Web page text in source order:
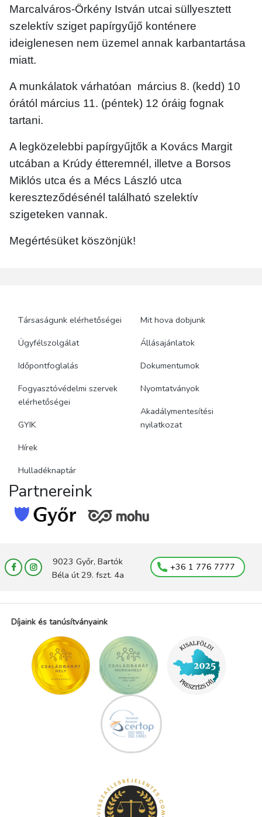
Marcalváros-Örkény István utcai süllyesztett
szelektív sziget papírgyűjő konténere
ideiglenesen nem üzemel annak karbantartása
miatt.
A munkálatok várhatóan március 8. (kedd) 10
órától március 11. (péntek) 12 óráig fognak
tartani.
A legközelebbi papírgyűjtők a Kovács Margit
utcában a Krúdy étteremnél, illetve a Borsos
Miklós utca és a Mécs László utca
kereszteződésénél található szelektív
szigeteken vannak.
Megértésüket köszönjük!
Társaságunk elérhetőségei
Ügyfélszolgálat
Időpontfoglalás
Fogyasztóvédelmi szervek
elérhetőségei
GYIK
Hírek
Hulladéknaptár
Mit hova dobjunk
Állásajánlatok
Dokumentumok
Nyomtatványok
Akadálymentesítési
nyilatkozat
Partnereink
9023 Győr, Bartók
Béla út 29. fszt. 4a
+36 1 776 7777
Díjaink és tanúsítványaink